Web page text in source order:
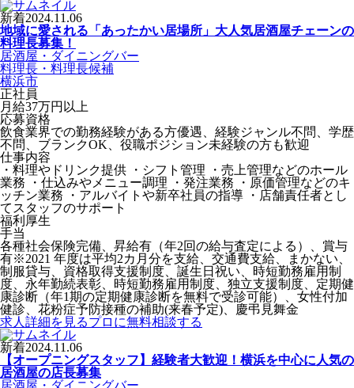
新着2024.11.06
地域に愛される「あったかい居場所」大人気居酒屋チェーンの
料理長募集！
居酒屋・ダイニングバー
料理長・料理長候補
横浜市
正社員
月給37万円以上
応募資格
飲食業界での勤務経験がある方優遇、経験ジャンル不問、学歴
不問、ブランクOK、役職ポジション未経験の方も歓迎
仕事内容
・料理やドリンク提供 ・シフト管理 ・売上管理などのホール
業務 ・仕込みやメニュー調理 ・発注業務 ・原価管理などのキ
ッチン業務 ・アルバイトや新卒社員の指導 ・店舗責任者とし
てスタッフのサポート
福利厚生
手当
各種社会保険完備、昇給有（年2回の給与査定による）、賞与
有※2021 年度は平均2カ月分を支給、交通費支給、まかない、
制服貸与、資格取得支援制度、誕生日祝い、時短勤務雇用制
度、永年勤続表彰、時短勤務雇用制度、独立支援制度、定期健
康診断（年1期の定期健康診断を無料で受診可能）、女性付加
健診、花粉症予防接種の補助(来春予定)、慶弔見舞金
求人詳細を見るプロに無料相談する
新着2024.11.06
【オープニングスタッフ】経験者大歓迎！横浜を中心に人気の
居酒屋の店長募集
居酒屋・ダイニングバー